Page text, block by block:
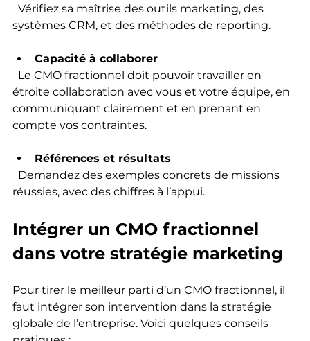
systèmes CRM, et des méthodes de reporting.
Capacité à collaborer
étroite collaboration avec vous et votre équipe, en
communiquant clairement et en prenant en
compte vos contraintes.
Références et résultats
réussies, avec des chiffres à l’appui.
Intégrer un CMO fractionnel
dans votre stratégie marketing
Pour tirer le meilleur parti d’un CMO fractionnel, il
faut intégrer son intervention dans la stratégie
globale de l’entreprise. Voici quelques conseils